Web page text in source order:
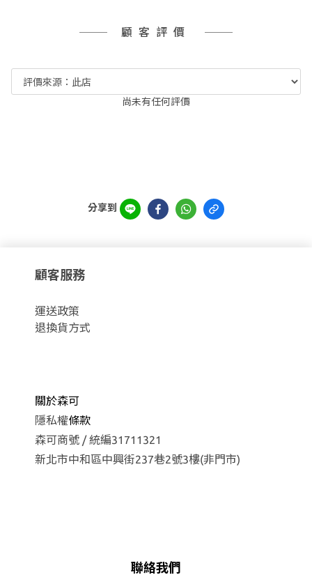
顧客評價
尚未有任何評價
分享到
顧客服務
運送政策
退換貨方式
關於森可
隱私權條款
森可商號 / 統編31711321
新北市中和區中興街237巷2號3樓(非門市)
聯絡我們